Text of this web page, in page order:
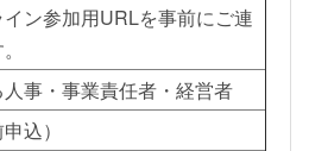
ン参加用URLを事前にご連
事・事業責任者・経営者
込）